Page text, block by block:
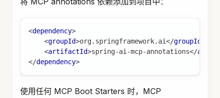
<dependency>
<groupId>org.springframework.ai</groupId
<artifactId>spring-ai-mcp-annotations</
</dependency>
使用任何 MCP Boot Starters 时，MCP